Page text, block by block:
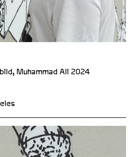
Muhammad Ali 2024